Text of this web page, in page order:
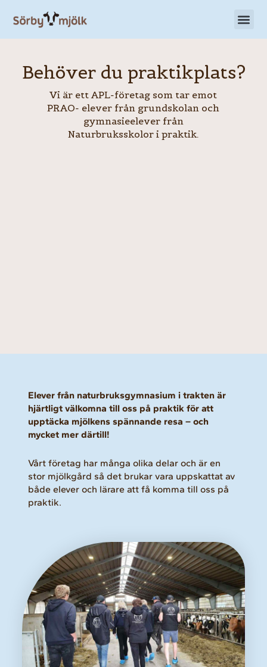
Behöver du praktikplats?
Vi är ett APL-företag som tar emot
PRAO- elever från grundskolan och
gymnasieelever från
Naturbruksskolor i praktik.
Elever från naturbruksgymnasium i trakten är
hjärtligt välkomna till oss på praktik för att
upptäcka mjölkens spännande resa – och
mycket mer därtill!
Vårt företag har många olika delar och är en
stor mjölkgård så det brukar vara uppskattat av
både elever och lärare att få komma till oss på
praktik.